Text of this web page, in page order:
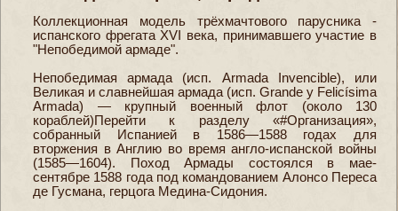
Коллекционная модель трёхмачтового парусника -
испанского фрегата XVI века, принимавшего участие в
"Непобедимой армаде".
Непобедимая армада (исп. Armada Invencible), или
Великая и славнейшая армада (исп. Grande y Felicísima
Armada) — крупный военный флот (около 130
кораблей)Перейти к разделу «#Организация»,
собранный Испанией в 1586—1588 годах для
вторжения в Англию во время англо-испанской войны
(1585—1604). Поход Армады состоялся в мае-
сентябре 1588 года под командованием Алонсо Переса
де Гусмана, герцога Медина-Сидония.